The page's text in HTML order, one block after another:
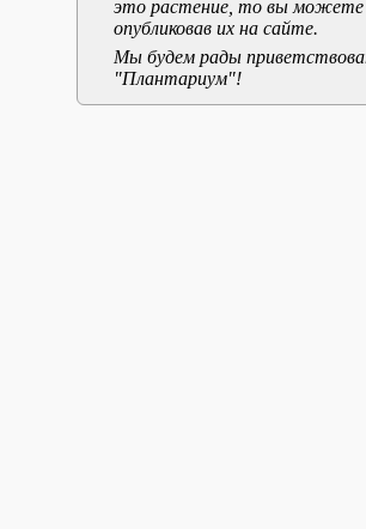
это растение, то вы можете
опубликовав их на сайте.
Мы будем рады
"Плантариум"!